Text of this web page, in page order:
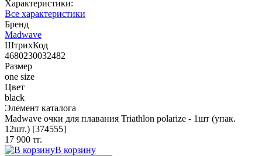
Характеристики:
Все характеристики
Бренд
Madwave
ШтрихКод
4680230032482
Размер
one size
Цвет
black
Элемент каталога
Madwave очки для плавания Triathlon polarize - 1шт (упак.
12шт.) [374555]
17 900 тг.
В корзину